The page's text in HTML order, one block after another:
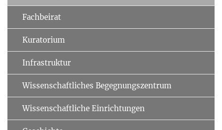
Fachbeirat
Kuratorium
Infrastruktur
Wissenschaftliches Begegnungszentrum
Wissenschaftliche Einrichtungen